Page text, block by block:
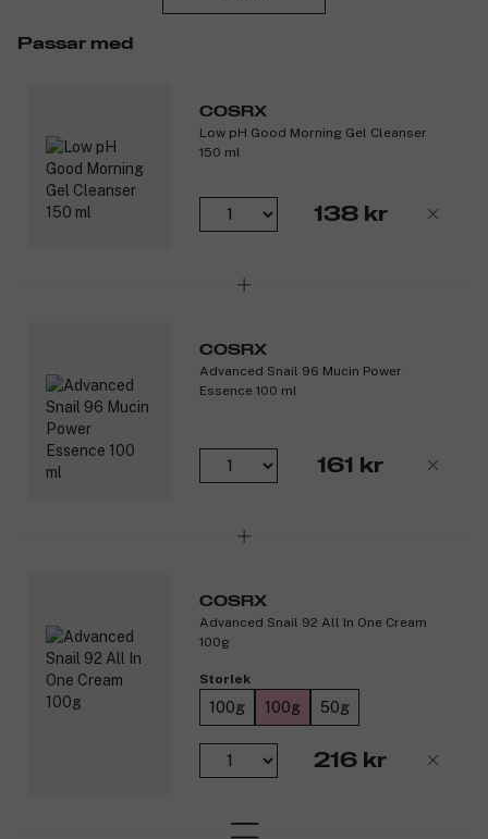
som fått förnyad lyster. Masken har en svalkande gelaktig
3214707
Passar med
COSRX
Low pH Good Morning Gel Cleanser
150 ml
138 kr
COSRX
Advanced Snail 96 Mucin Power
Essence 100 ml
161 kr
COSRX
Advanced Snail 92 All In One Cream
100g
Storlek
100g 100g 50g
216 kr